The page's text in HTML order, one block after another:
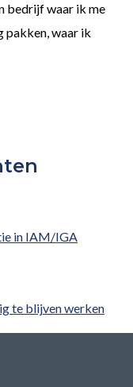
bedrijf waar ik me
pakken, waar ik
in IAM/IGA
te blijven werken